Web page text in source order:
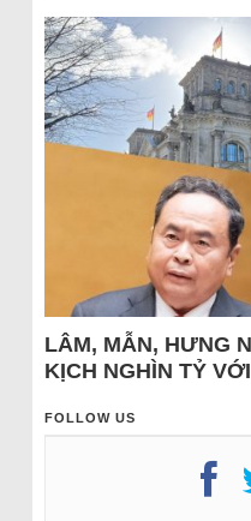
LÂM, MẪN, HƯNG
KỊCH NGHÌN TỶ
FOLLOW US